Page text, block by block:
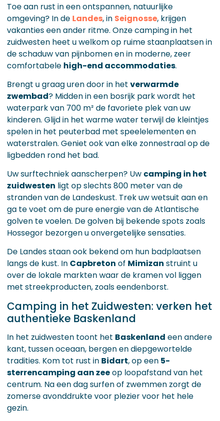
Toe aan rust in een ontspannen, natuurlijke
omgeving? In de Landes, in Seignosse, krijgen
vakanties een ander ritme. Onze camping in het
zuidwesten heet u welkom op ruime staanplaatsen in
de schaduw van pijnbomen en in moderne, zeer
comfortabele high-end accommodaties.
Brengt u graag uren door in het verwarmde
zwembad? Midden in een bosrijk park wordt het
waterpark van 700 m² de favoriete plek van uw
kinderen. Glijd in het warme water terwijl de kleintjes
spelen in het peuterbad met speelelementen en
waterstralen. Geniet ook van elke zonnestraal op de
ligbedden rond het bad.
Uw surftechniek aanscherpen? Uw camping in het
zuidwesten ligt op slechts 800 meter van de
stranden van de Landeskust. Trek uw wetsuit aan en
ga te voet om de pure energie van de Atlantische
golven te voelen. De golven bij bekende spots zoals
Hossegor bezorgen u onvergetelijke sensaties.
De Landes staan ook bekend om hun badplaatsen
langs de kust. In Capbreton of Mimizan struint u
over de lokale markten waar de kramen vol liggen
met streekproducten, zoals eendenborst.
Camping in het Zuidwesten: verken het
authentieke Baskenland
In het zuidwesten toont het Baskenland een andere
kant, tussen oceaan, bergen en diepgewortelde
tradities. Kom tot rust in Bidart, op een 5-
sterrencamping aan zeeop loopafstand van het
centrum. Na een dag surfen of zwemmen zorgt de
zomerse avonddrukte voor plezier voor het hele
gezin.